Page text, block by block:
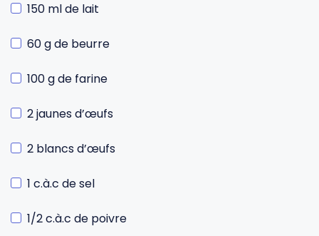
150 ml de lait
60 g de beurre
100 g de farine
2 jaunes d’œufs
2 blancs d’œufs
1 c.à.c de sel
1/2 c.à.c de poivre